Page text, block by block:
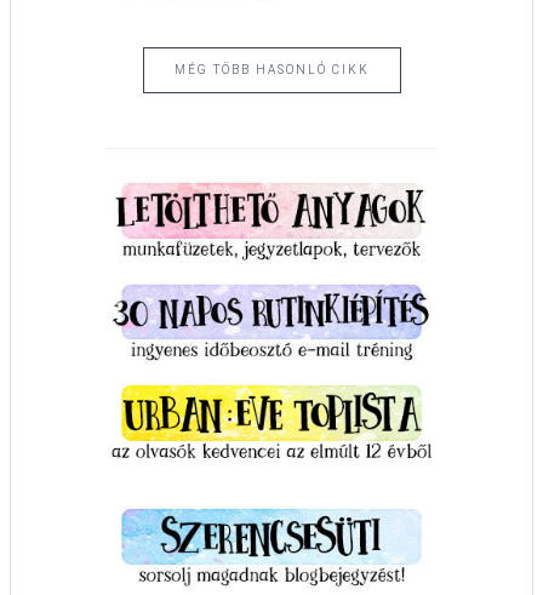
MÉG TÖBB HASONLÓ CIKK